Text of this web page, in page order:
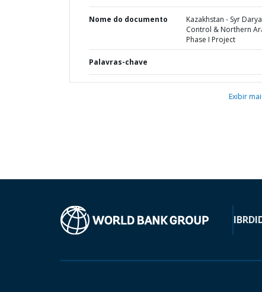
Nome do documento
Kazakhstan - Syr Darya
Control & Northern
Phase I Project
Palavras-chave
Exibir
IBRD